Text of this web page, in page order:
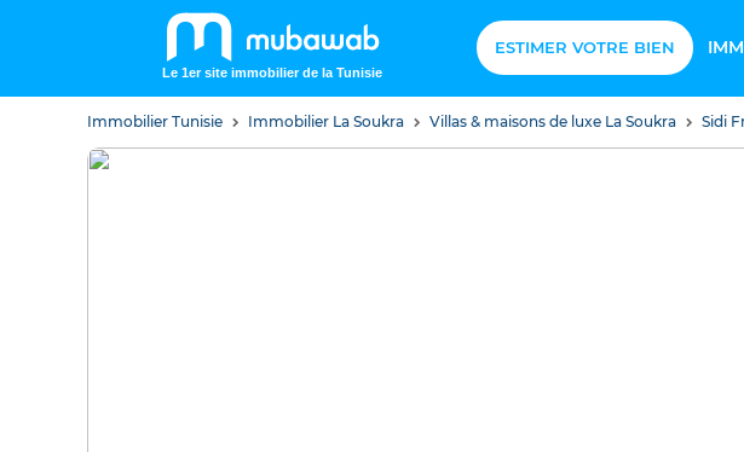
Le 1er site immobilier de la Tunisie
ESTIMER VOTRE BIEN
Immobilier Tunisie Immobilier La Soukra Villas & maisons de luxe La Soukra Sidi